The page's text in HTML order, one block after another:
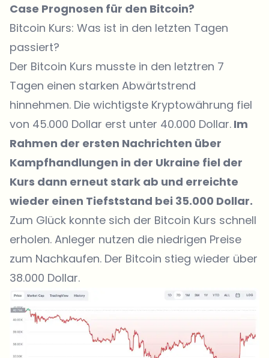
Case Prognosen für den Bitcoin?
Bitcoin Kurs: Was ist in den letzten Tagen
passiert?
Der Bitcoin Kurs musste in den letztren 7
Tagen einen starken Abwärtstrend
hinnehmen. Die wichtigste Kryptowährung fiel
von 45.000 Dollar erst unter 40.000 Dollar. Im
Rahmen der ersten Nachrichten über
Kampfhandlungen in der Ukraine fiel der
Kurs dann erneut stark ab und erreichte
wieder einen Tiefststand bei 35.000 Dollar.
Zum Glück konnte sich der Bitcoin Kurs schnell
erholen. Anleger nutzen die niedrigen Preise
zum Nachkaufen. Der Bitcoin stieg wieder über
38.000 Dollar.